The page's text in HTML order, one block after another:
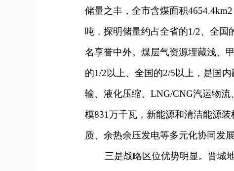
储量之丰，全市含煤面积
吨，探明储量约占全省的1/2、全国
名享誉中外。煤层气资源埋藏浅、
的1/2以上、全国的2/5以上，是国
输、液化压缩、LNG/CNG汽运物
模831万千瓦，新能源和清洁能源
质、余热余压发电等多元化协同发
三是战略区位优势明显。晋城地